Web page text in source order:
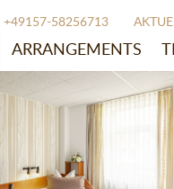
ARRANGEMENTS
+49157-58256713